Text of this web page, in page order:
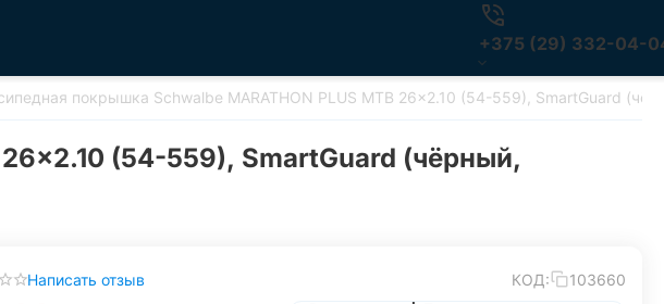
+375 (29) 332-04-
покрышка Schwalbe MARATHON PLUS MTB 26x2.10 (54-559), SmartGuard
(54-559), SmartGuard (чёрный,
Написать отзыв КОД: 103660